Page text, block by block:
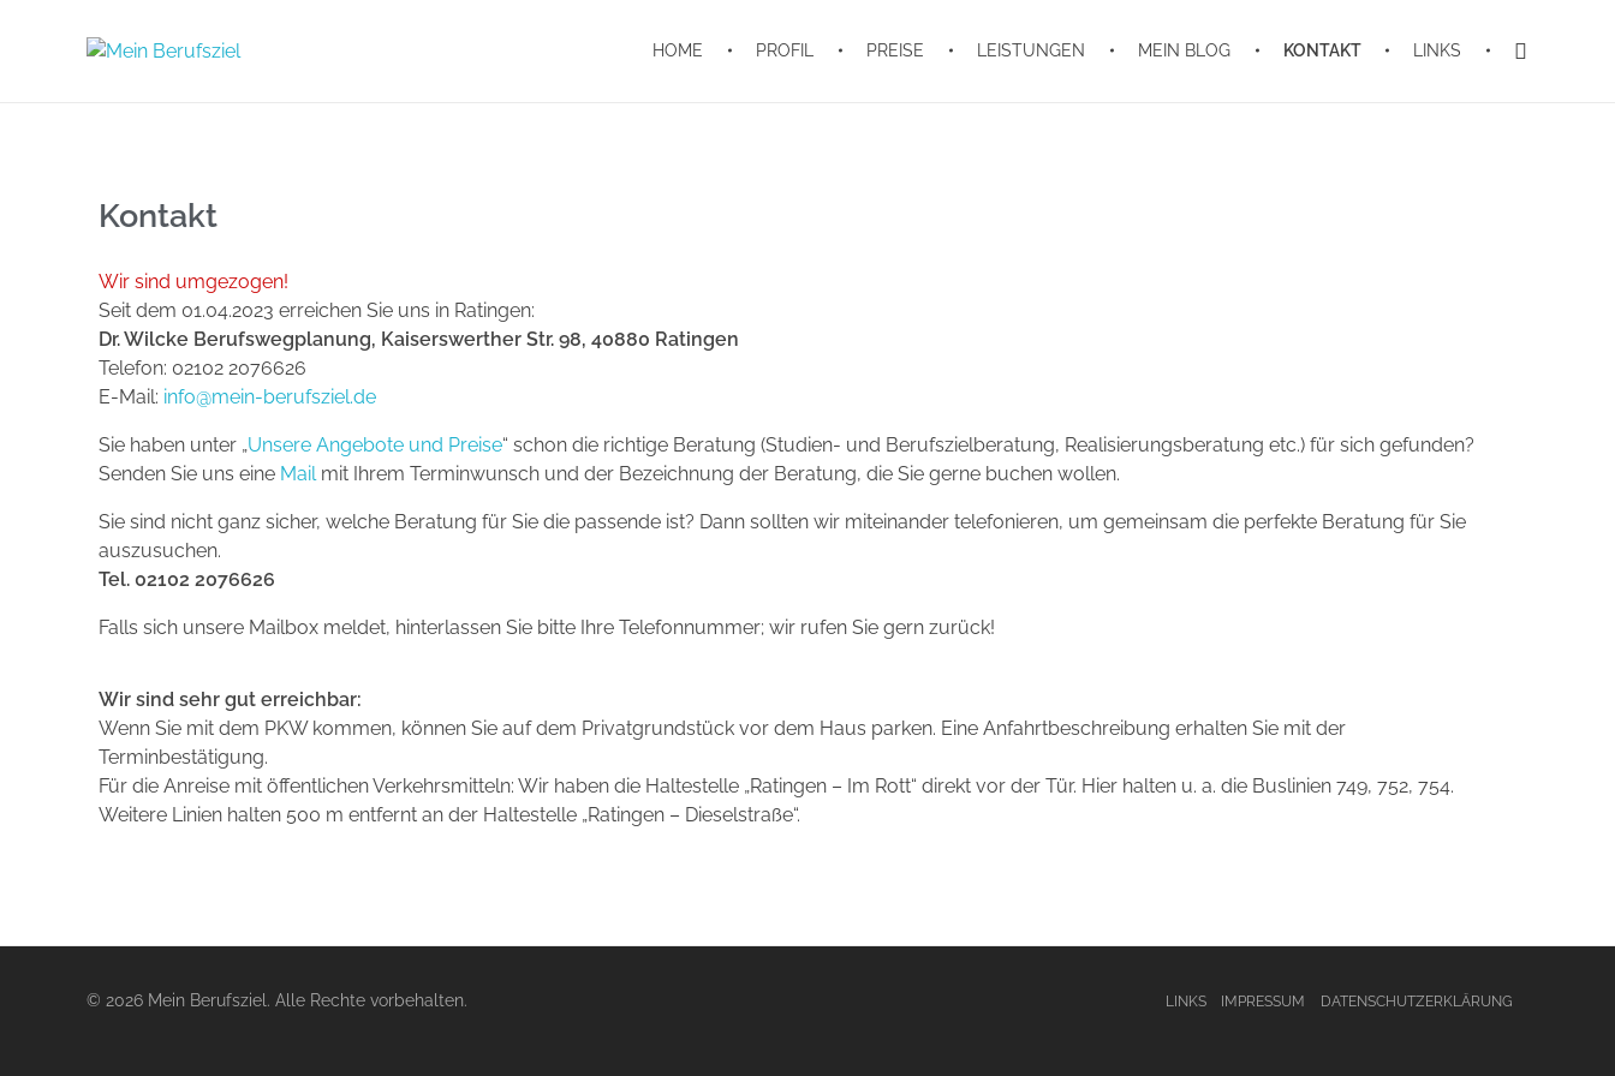
HOME PROFIL PREISE LEISTUNGEN MEIN BLOG KONTAKT LINKS
Kontakt
Wir sind umgezogen!
Seit dem 01.04.2023 erreichen Sie uns in Ratingen:
Dr. Wilcke Berufswegplanung, Kaiserswerther Str. 98, 40880 Ratingen
Telefon: 02102 2076626
E-Mail: info@mein-berufsziel.de
Sie haben unter „Unsere Angebote und Preise“ schon die richtige Beratung (Studien- und Berufszielberatung, Realisierungsberatung etc.) für sich gefunden?
Senden Sie uns eine Mailmit Ihrem Terminwunsch und der Bezeichnung der Beratung, die Sie gerne buchen wollen.
Sie sind nicht ganz sicher, welche Beratung für Sie die passende ist? Dann sollten wir miteinander telefonieren, um gemeinsam die perfekte Beratung für Sie
auszusuchen.
Tel. 02102 2076626
Falls sich unsere Mailbox meldet, hinterlassen Sie bitte Ihre Telefonnummer; wir rufen Sie gern zurück!
Wir sind sehr gut erreichbar:
Wenn Sie mit dem PKW kommen, können Sie auf dem Privatgrundstück vor dem Haus parken. Eine Anfahrtbeschreibung erhalten Sie mit der
Terminbestätigung.
Für die Anreise mit öffentlichen Verkehrsmitteln: Wir haben die Haltestelle „Ratingen – Im Rott“ direkt vor der Tür. Hier halten u. a. die Buslinien 749, 752, 754.
Weitere Linien halten 500 m entfernt an der Haltestelle „Ratingen – Dieselstraße“.
© 2026 Mein Berufsziel. Alle Rechte vorbehalten. LINKS IMPRESSUM DATENSCHUTZERKLÄRUNG